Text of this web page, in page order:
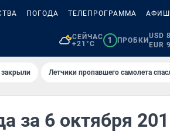
ПОГОДА ТЕЛЕПРОГРАММА
СЕЙЧАС
+21°C
1 ПРОБКИ
USD
EUR
Летчики пропавшего самолета
за 6 октября